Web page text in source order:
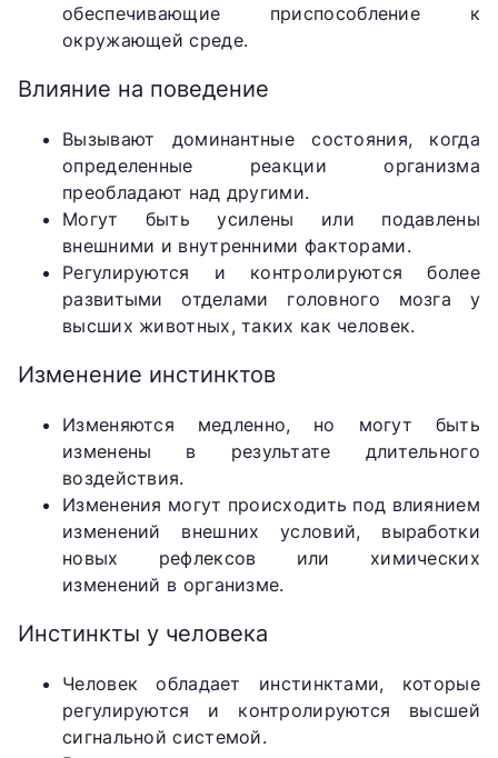
обеспечивающие приспособление к
окружающей среде.
Влияние на поведение
Вызывают доминантные состояния, когда
определенные реакции организма
преобладают над другими.
Могут быть усилены или подавлены
внешними и внутренними факторами.
Регулируются и контролируются более
развитыми отделами головного мозга у
высших животных, таких как человек.
Изменение инстинктов
Изменяются медленно, но могут быть
изменены в результате длительного
воздействия.
Изменения могут происходить под влиянием
изменений внешних условий, выработки
новых рефлексов или химических
изменений в организме.
Инстинкты у человека
Человек обладает инстинктами, которые
регулируются и контролируются высшей
сигнальной системой.